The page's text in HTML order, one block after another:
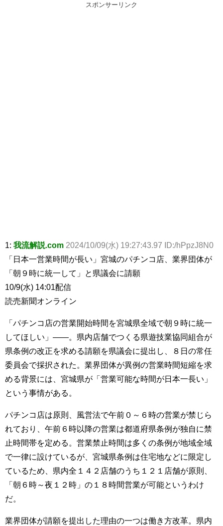
スポンサーリンク
1: 我流解説.com 2024/10/09(水) 19:27:43.97 ID:/hPpzJ8N0
「日本一営業時間が長い」宮城のパチンコ店、業界団体が
「朝９時に統一して」と県議会に請願
10/9(水) 14:01配信
読売新聞オンライン
「パチンコ店の営業開始時間を宮城県全域で朝９時に統一
してほしい」――。県内店舗でつくる県遊技業協同組合が
県条例の改正を求める請願を県議会に提出し、８日の常任
委員会で採択された。業界団体が異例の営業時間短縮を求
める背景には、宮城県が「営業可能な時間が日本一長い」
という事情がある。
パチンコ店は原則、風営法で午前０～６時の営業が禁じら
れており、午前６時以降の営業は都道府県条例が独自に禁
止時間帯を定める。営業禁止時間は多くの条例が地域全域
で一律に設けているが、宮城県条例は住宅地などに限定し
ているため、県内全１４２店舗のうち１２１店舗が原則、
「朝６時～夜１２時」の１８時間営業が可能というわけ
だ。
業界団体が請願を提出した理由の一つは働き方改革。県内